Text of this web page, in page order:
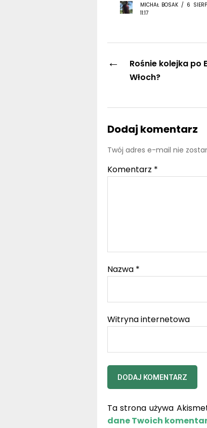
MICHAŁ BOSAK / 6
11:17
←
Rośnie kolejka po
Włoch?
Dodaj komentarz
Twój adres e-mail nie
Komentarz *
Nazwa *
Witryna internetowa
Ta strona używa
dane Twoich